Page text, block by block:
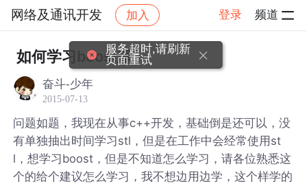
网络及通讯开发 加入 登录 频道
社区 网络及通讯开发 帖子详情
如何学习boost库
奋斗-少年
2015-07-13
问题如题，我现在从事c++开发，基础倒是还可以，没
有单独抽出时间学习stl，但是在工作中会经常使用st
l，想学习boost，但是不知道怎么学习，请各位熟悉这
个的给个建议怎么学习，我不想边用边学，这个样学的
服务超时,请刷新
页面重试